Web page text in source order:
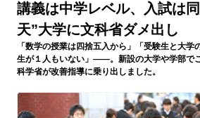
講義は中学レベル、入試は
天”大学に文科省ダメ出し
「数学の授業は四捨五入から」「受験生と大学
生が１人もいない」――。新設の大学や学部で
科学省が改善指導に乗り出しました。